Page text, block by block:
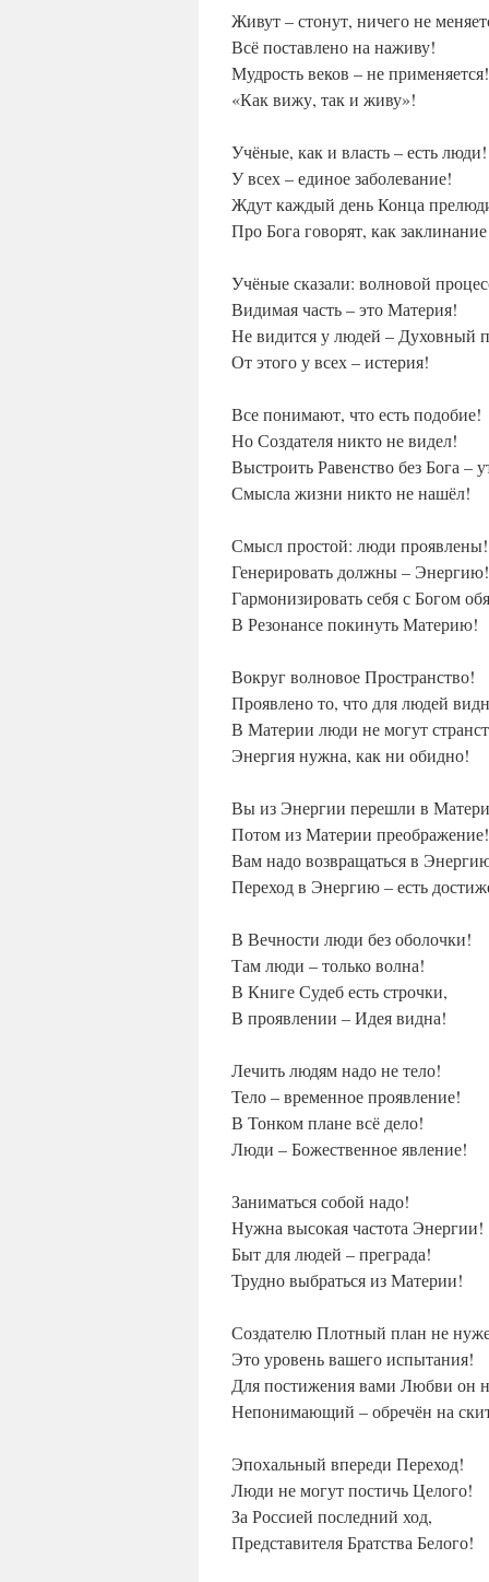
Живут – стонут, ничего не
Всё поставлено на наживу!
Мудрость веков – не применяется!
«Как вижу, так и живу»!
Учёные, как и власть – есть люди!
У всех – единое заболевание!
Ждут каждый день Конца
Про Бога говорят, как
Учёные сказали: волновой
Видимая часть – это Материя!
Не видится у людей – Духовный
От этого у всех – истерия!
Все понимают, что есть подобие!
Но Создателя никто не видел!
Выстроить Равенство без Бога –
Смысла жизни никто не нашёл!
Смысл простой: люди проявлены!
Генерировать должны – Энергию!
Гармонизировать себя с Богом
В Резонансе покинуть Материю!
Вокруг волновое Пространство!
Проявлено то, что для людей
В Материи люди не могут
Энергия нужна, как ни обидно!
Вы из Энергии перешли в
Потом из Материи преображение!
Вам надо возвращаться в
Переход в Энергию – есть
В Вечности люди без оболочки!
Там люди – только волна!
В Книге Судеб есть строчки,
В проявлении – Идея видна!
Лечить людям надо не тело!
Тело – временное проявление!
В Тонком плане всё дело!
Люди – Божественное явление!
Заниматься собой надо!
Нужна высокая частота Энергии!
Быт для людей – преграда!
Трудно выбраться из Материи!
Создателю Плотный план не
Это уровень вашего испытания!
Для постижения вами Любви он
Непонимающий – обречён на
Эпохальный впереди Переход!
Люди не могут постичь Целого!
За Россией последний ход,
Представителя Братства Белого!